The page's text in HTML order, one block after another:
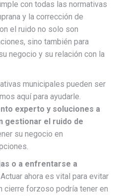
con todas las normativas
y la corrección de
el ruido no solo son
sino también para
negocio y su relación con la
municipales pueden ser
aquí para ayudarle.
experto y soluciones a
gestionar el ruido de
su negocio en
o a enfrentarse a
Actuar ahora es vital para evitar
cierre forzoso podría tener en